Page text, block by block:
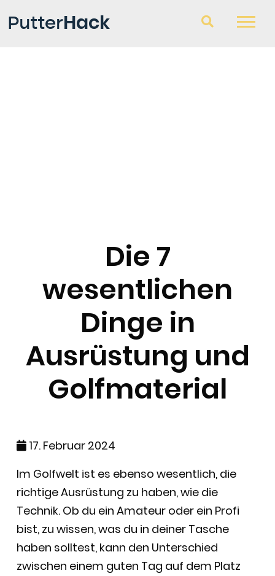
PutterHack
Die 7
wesentlichen
Dinge in
Ausrüstung und
Golfmaterial
17. Februar 2024
Im Golfwelt ist es ebenso wesentlich, die
richtige Ausrüstung zu haben, wie die
Technik. Ob du ein Amateur oder ein Profi
bist, zu wissen, was du in deiner Tasche
haben solltest, kann den Unterschied
zwischen einem guten Tag auf dem Platz